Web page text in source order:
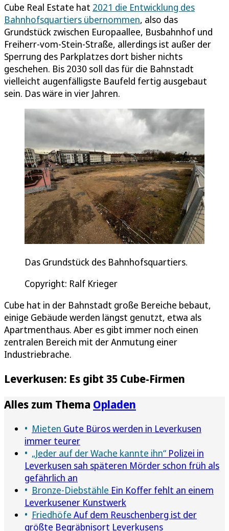
Cube Real Estate hat 2021 die Entwicklung des
Bahnhofsquartiers übernommen, also das
Grundstück zwischen Europaallee, Busbahnhof und
Freiherr-vom-Stein-Straße, allerdings ist außer der
Sperrung des Parkplatzes dort bisher nichts
geschehen. Bis 2030 soll das für die Bahnstadt
vielleicht augenfälligste Baufeld fertig ausgebaut
sein. Das wäre in vier Jahren.
Das Grundstück des Bahnhofsquartiers.
Copyright: Ralf Krieger
Cube hat in der Bahnstadt große Bereiche bebaut,
einige Gebäude werden längst genutzt, etwa als
Apartmenthaus. Aber es gibt immer noch einen
zentralen Bereich mit der Anmutung einer
Industriebrache.
Leverkusen: Es gibt 35 Cube-Firmen
Alles zum Thema Opladen
Mieten Gute Büros werden in Leverkusen
immer teurer
„Jeder auf der Wache kannte ihn“ Polizei in
Leverkusen sah späteren Mörder schon früh als
gefährlich an
Bronze-Diebstähle Ein Koffer fehlt an einem
Leverkusener Kunstwerk
Friedhöfe Auf dem Reuschenberg ist der
größte Begräbnisort Leverkusens